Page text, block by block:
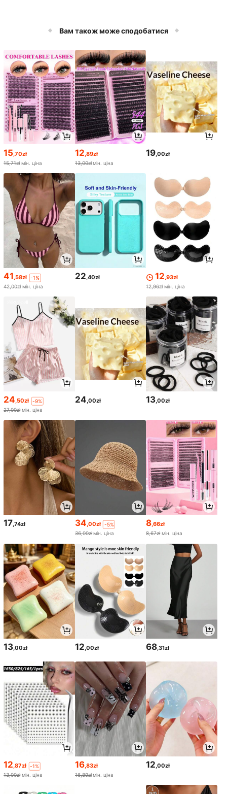
Вам також може сподобатися
15 ,70zł
15,71zł мін. ціна
12 ,89zł
13,00złмін. ціна
19 ,00zł
41,58zł
-1%
42,00zł мін. ціна
22,40zł 12,93zł
12,96zł мін. ціна
24,50zł
-9%
27,00zł мін. ціна
24,00zł 13,00zł
17,74zł 34,00zł
-5%
36,00złмін. ціна
8,66zł
8,67zł мін. ціна
13 ,00zł 12 ,00zł 68 ,31zł
12,87zł
-1%
13,00zł мін. ціна
16,83zł
16,89złмін. ціна
12,00zł